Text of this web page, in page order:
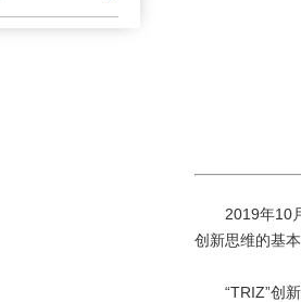
2019年10
创新思维的基
“TRIZ”创